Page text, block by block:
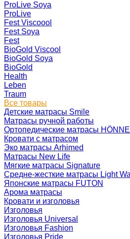
ProLive Soya
ProLive
Fest Viscoool
Fest Soya
Fest
BioGold Viscool
BioGold Soya
BioGold
Health
Leben
Traum
Все товары
Детские матрасы Smile
Матрасы ручной работы
Ортопедические матрасы
Кровати с матрасом
Эко матрасы Arhimed
Матрасы New Life
Мягкие матрасы Signature
Средне-жесткие матрасы Light
Японские матрасы FUTON
Арома матрасы
Кровати и изголовья
Изголовья
Изголовья Universal
Изголовья Fashion
Изголовья Pride